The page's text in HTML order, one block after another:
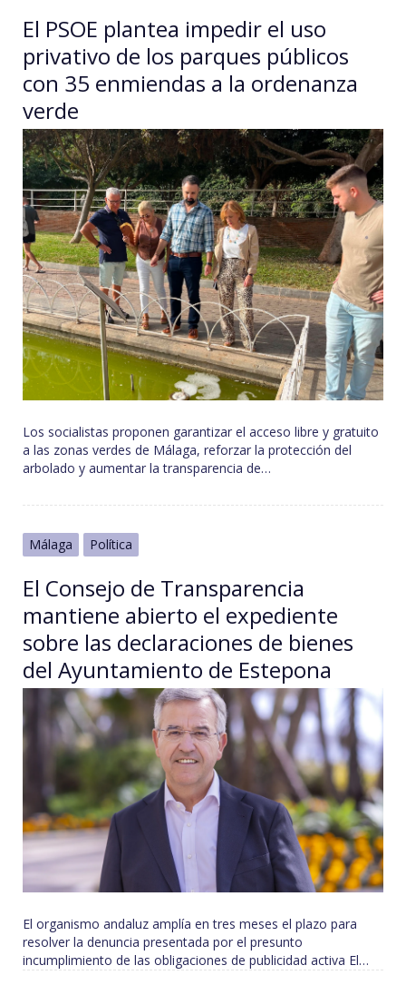
El PSOE plantea impedir el uso
privativo de los parques públicos
con 35 enmiendas a la ordenanza
verde
Los socialistas proponen garantizar el acceso libre y gratuito
a las zonas verdes de Málaga, reforzar la protección del
arbolado y aumentar la transparencia de…
Málaga Política
El Consejo de Transparencia
mantiene abierto el expediente
sobre las declaraciones de bienes
del Ayuntamiento de Estepona
El organismo andaluz amplía en tres meses el plazo para
resolver la denuncia presentada por el presunto
incumplimiento de las obligaciones de publicidad activa El…